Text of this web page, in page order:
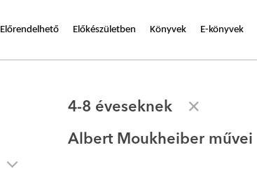
Előrendelhető Előkészületben Könyvek E-könyvek
4-8 éveseknek
Albert Moukheiber művei